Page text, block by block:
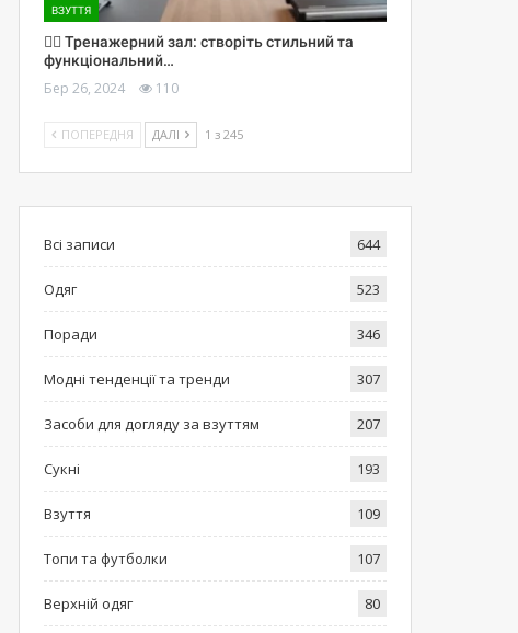
ВЗУТТЯ
🏋️‍♀️ Тренажерний зал: створіть стильний та
функціональний…
Бер 26, 2024 110
ПОПЕРЕДНЯ ДАЛІ 1 з 245
Всі записи 644
Одяг 523
Поради 346
Модні тенденції та тренди 307
Засоби для догляду за взуттям 207
Сукні 193
Взуття 109
Топи та футболки 107
Верхній одяг 80